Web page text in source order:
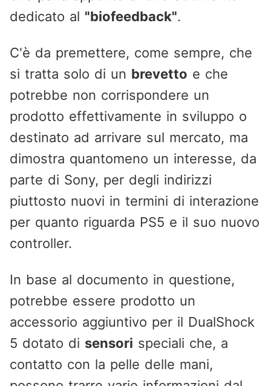
dedicato al "biofeedback".
C'è da premettere, come sempre, che
si tratta solo di un brevetto e che
potrebbe non corrispondere un
prodotto effettivamente in sviluppo o
destinato ad arrivare sul mercato, ma
dimostra quantomeno un interesse, da
parte di Sony, per degli indirizzi
piuttosto nuovi in termini di interazione
per quanto riguarda PS5 e il suo nuovo
controller.
In base al documento in questione,
potrebbe essere prodotto un
accessorio aggiuntivo per il DualShock
5 dotato di sensori speciali che, a
contatto con la pelle delle mani,